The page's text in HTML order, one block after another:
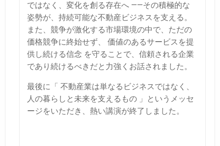
ではなく、変化を創る存在へ ——その積極的な
姿勢が、持続可能な不動産ビジネスを支える。
また、競争が激化する市場環境の中で、ただの
価格競争に終始せず、 価値のあるサービスを提
供し続ける信念 を守ることで、信頼される企業
であり続けるべきだと力強くお話されました。
最後に「 不動産業は単なるビジネスではなく、
人の暮らしと未来を支えるもの 」というメッセ
ージをいただき、熱い講演が終了しました。